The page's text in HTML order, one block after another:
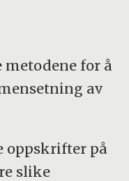
metodene for å
av
oppskrifter på
slike